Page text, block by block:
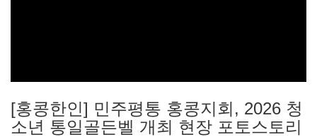
[홍콩한인] 민주평통 홍콩지회, 2026 청
소년 통일골든벨 개최 현장 포토스토리